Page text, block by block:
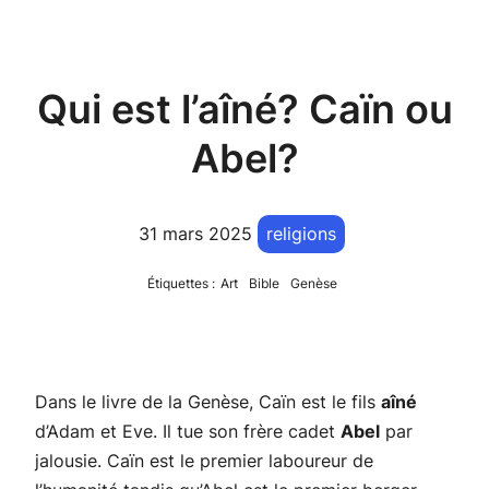
Qui est l’aîné? Caïn ou
Abel?
31 mars 2025 religions
Étiquettes : Art Bible Genèse
Dans le livre de la Genèse, Caïn est le fils aîné
d’Adam et Eve. Il tue son frère cadet Abel par
jalousie. Caïn est le premier laboureur de